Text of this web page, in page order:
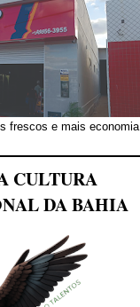
frescos e mais economia
CULTURA
DA BAHIA